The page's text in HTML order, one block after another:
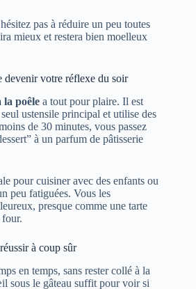
pas à réduire un peu toutes
mieux et restera bien moelleux
devenir votre réflexe du soir
la poêle a tout pour plaire. Il est
ustensile principal et utilise des
de 30 minutes, vous passez
à un parfum de pâtisserie
pour cuisiner avec des enfants ou
peu fatiguées. Vous les
presque comme une tarte
à coup sûr
en temps, sans rester collé à la
sous le gâteau suffit pour voir si